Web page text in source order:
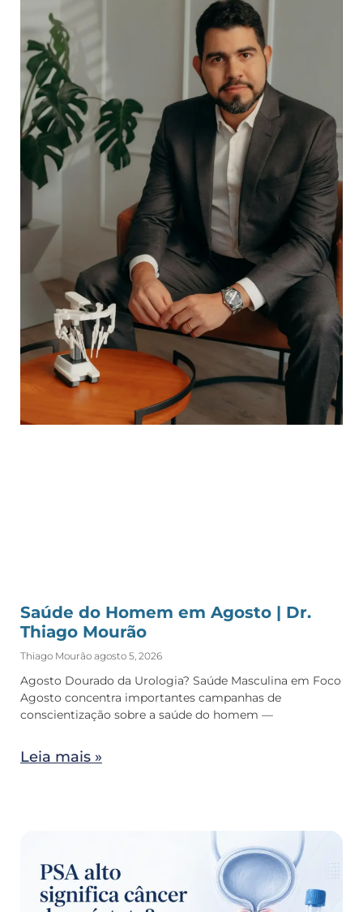
Saúde do Homem em Agosto | Dr.
Thiago Mourão
Thiago Mourão agosto 5, 2026
Agosto Dourado da Urologia? Saúde Masculina em Foco
Agosto concentra importantes campanhas de
conscientização sobre a saúde do homem —
Leia mais »